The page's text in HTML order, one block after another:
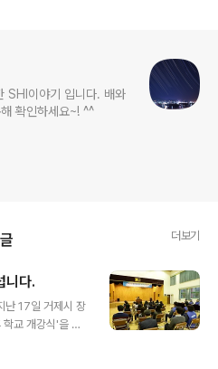
SHI이야기 입니다. 배와
확인하세요~! ^^
더보기
니다.
난 17일 거제시 장
교 개강식'을 가
로 지역의 인재를